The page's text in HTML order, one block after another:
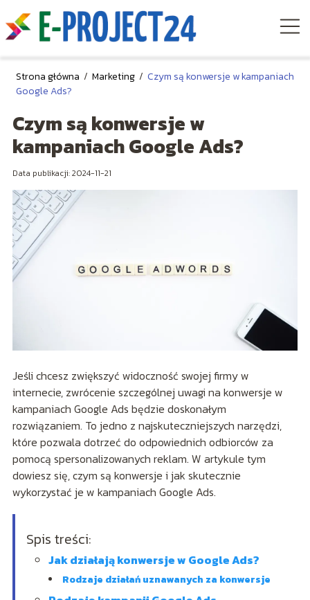
Strona główna / Marketing / Czym są konwersje w kampaniach
Google Ads?
Czym są konwersje w
kampaniach Google Ads?
Data publikacji: 2024-11-21
Jeśli chcesz zwiększyć widoczność swojej firmy w
internecie, zwrócenie szczególnej uwagi na konwersje w
kampaniach Google Ads będzie doskonałym
rozwiązaniem. To jedno z najskuteczniejszych narzędzi,
które pozwala dotrzeć do odpowiednich odbiorców za
pomocą spersonalizowanych reklam. W artykule tym
dowiesz się, czym są konwersje i jak skutecznie
wykorzystać je w kampaniach Google Ads.
Spis treści:
Jak działają konwersje w Google Ads?
Rodzaje działań uznawanych za konwersje